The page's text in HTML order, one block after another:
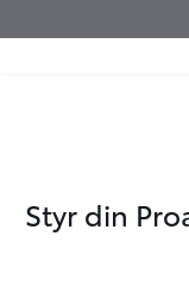
Styr din